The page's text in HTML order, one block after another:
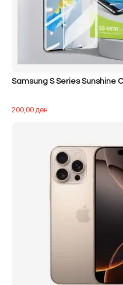
Samsung S Series Sunshine
200,00ден